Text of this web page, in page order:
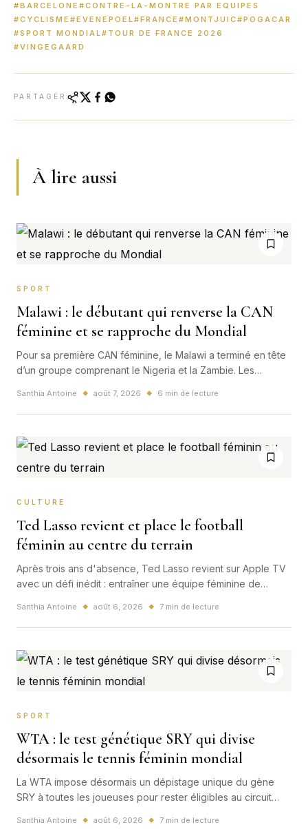
#BARCELONE #CONTRE-LA-MONTRE PAR EQUIPES
#CYCLISME #EVENEPOEL#FRANCE #MONTJUIC#POGACAR
#SPORT MONDIAL#TOUR DE FRANCE 2026
#VINGEGAARD
PARTAGER
À lire aussi
SPORT
Malawi : le débutant qui renverse la CAN
féminine et se rapproche du Mondial
Pour sa première CAN féminine, le Malawi a terminé en tête
d’un groupe comprenant le Nigeria et la Zambie. Les
historique pour la Coupe du monde 2027.
Santhia Antoine ◆ août 7, 2026 ◆ 6 min de lecture
CULTURE
Ted Lasso revient et place le football
féminin au centre du terrain
Après trois ans d'absence, Ted Lasso revient sur Apple TV
avec un défi inédit : entraîner une équipe féminine de
Santhia Antoine ◆ août 6, 2026 ◆ 7 min de lecture
SPORT
WTA : le test génétique SRY qui divise
désormais le tennis féminin mondial
La WTA impose désormais un dépistage unique du gène
SRY à toutes les joueuses pour rester éligibles au circuit
règle mondiale ouvre aussi une bataille scientifique,
Santhia Antoine ◆ août 6, 2026 ◆ 7 min de lecture